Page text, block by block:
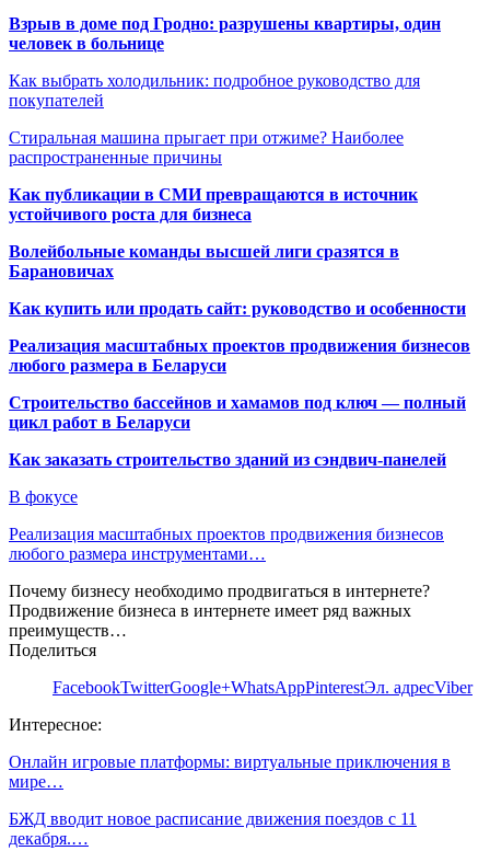
Взрыв в доме под Гродно: разрушены квартиры, один
человек в больнице
Как выбрать холодильник: подробное руководство для
покупателей
Стиральная машина прыгает при отжиме? Наиболее
распространенные причины
Как публикации в СМИ превращаются в источник
устойчивого роста для бизнеса
Волейбольные команды высшей лиги сразятся в
Барановичах
Как купить или продать сайт: руководство и особенности
Реализация масштабных проектов продвижения бизнесов
любого размера в Беларуси
Строительство бассейнов и хамамов под ключ — полный
цикл работ в Беларуси
Как заказать строительство зданий из сэндвич-панелей
В фокусе
Реализация масштабных проектов продвижения бизнесов
любого размера инструментами…
Почему бизнесу необходимо продвигаться в интернете?
Продвижение бизнеса в интернете имеет ряд важных
преимуществ…
Поделиться
FacebookTwitterGoogle+WhatsAppPinterestЭл. адресViber
Интересное:
Онлайн игровые платформы: виртуальные приключения в
мире…
БЖД вводит новое расписание движения поездов с 11
декабря.…